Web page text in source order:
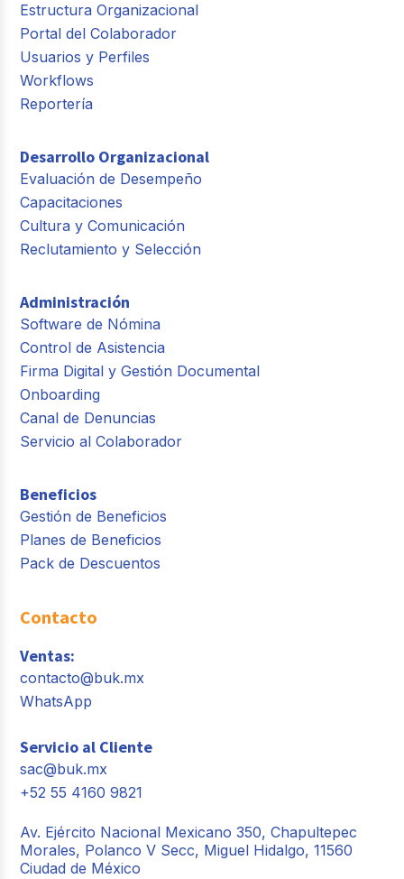
Estructura Organizacional
Portal del Colaborador
Usuarios y Perfiles
Workflows
Reportería
Desarrollo Organizacional
Evaluación de Desempeño
Capacitaciones
Cultura y Comunicación
Reclutamiento y Selección
Administración
Software de Nómina
Control de Asistencia
Firma Digital y Gestión Documental
Onboarding
Canal de Denuncias
Servicio al Colaborador
Beneficios
Gestión de Beneficios
Planes de Beneficios
Pack de Descuentos
Contacto
Ventas:
contacto@buk.mx
WhatsApp
Servicio al Cliente
sac@buk.mx
+52 55 4160 9821
Av. Ejército Nacional Mexicano 350, Chapultepec
Morales, Polanco V Secc, Miguel Hidalgo, 11560
Ciudad de México